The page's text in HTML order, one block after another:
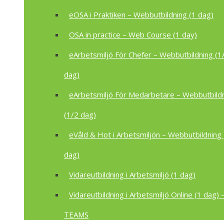
eOSA i Praktiken – Webbutbildning (1 dag)
OSA in practice – Web Course (1 day)
eArbetsmiljö För Chefer – Webbutbildning
dag)
eArbetsmiljö För Medarbetare –
(1/2 dag)
eVåld & Hot i Arbetsmiljön – Webbutbildning
dag)
Vidareutbildning i Arbetsmiljö (1 dag)
Vidareutbildning i Arbetsmiljö Online (1 dag)
TEAMS